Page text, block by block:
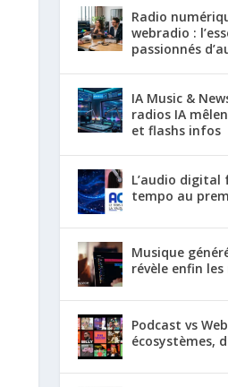
Radio
webradio :
passionnés
IA Music &
radios IA
et flashs infos
L’audio digital
tempo au
Musique
révèle enfin
Podcast vs
écosystèmes,